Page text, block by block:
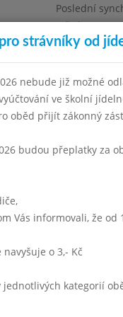
Poslední
Středa
16
Kontakty a informace
Špagety aglio olio
strávníky od
nebude již možné
ve školní
oběd přijít zákonný
budou přeplatky za
Vás informovali, že od
navyšuje o 3,- Kč
jednotlivých kategorií